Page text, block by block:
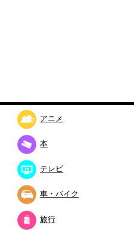
アニメ
本
テレビ
車・バイク
旅行